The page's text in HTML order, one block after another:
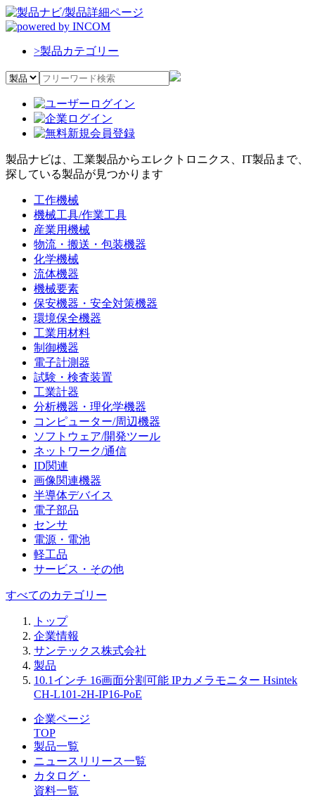
>製品カテゴリー
製品ナビは、工業製品からエレクトロニクス、IT製品まで、
探している製品が見つかります
工作機械
機械工具/作業工具
産業用機械
物流・搬送・包装機器
化学機械
流体機器
機械要素
保安機器・安全対策機器
環境保全機器
工業用材料
制御機器
電子計測器
試験・検査装置
工業計器
分析機器・理化学機器
コンピューター/周辺機器
ソフトウェア/開発ツール
ネットワーク/通信
ID関連
画像関連機器
半導体デバイス
電子部品
センサ
電源・電池
軽工品
サービス・その他
すべてのカテゴリー
トップ
企業情報
サンテックス株式会社
製品
10.1インチ 16画面分割可能 IPカメラモニター Hsintek
CH-L101-2H-IP16-PoE
企業ページ
TOP
製品一覧
ニュースリリース一覧
カタログ・
資料一覧